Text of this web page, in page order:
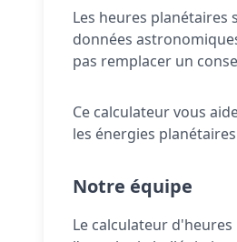
Les heures
données
pas remplacer un
Ce calculateur vous
les énergies
Notre équipe
Le calculateur